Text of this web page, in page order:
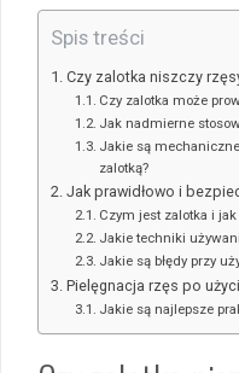
Spis treści
Czy zalotka niszczy
Czy zalotka może
Jak nadmierne
Jakie są
zalotką?
Jak prawidłowo i
Czym jest zalotka i jak
Jakie techniki
Jakie są błędy przy
Pielęgnacja rzęs po
Jakie są najlepsze